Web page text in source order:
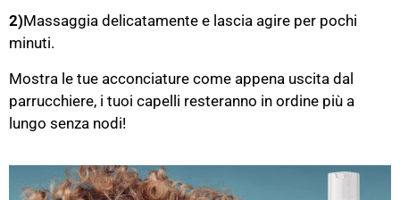
2)Massaggia delicatamente e lascia agire per pochi
minuti.
Mostra le tue acconciature come appena uscita dal
parrucchiere, i tuoi capelli resteranno in ordine più a
lungo senza nodi!